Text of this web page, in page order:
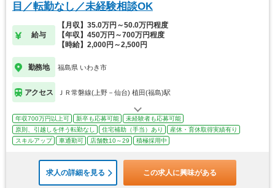
目／転勤なし／未経験相談OK
給与
【月収】35.0万円～50.0万円程度
【年収】450万円～700万円程度
【時給】2,000円～2,500円
勤務地 福島県 いわき市
アクセス ＪＲ常磐線(上野－仙台) 植田(福島)駅
年収700万円以上可 新卒も応募可能
未経験者も応募可能
原則、引越しを伴う転勤なし
住宅補助（手当）あり
産休・育休取得実績有り
スキルアップ
車通勤可 店舗数10～29 積極採用中
求人の詳細を見る この求人に興味がある